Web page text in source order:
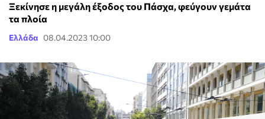
Ξεκίνησε η μεγάλη έξοδος του Πάσχα, φεύγουν γεμάτα
τα πλοία
Ελλάδα 08.04.2023 10:00